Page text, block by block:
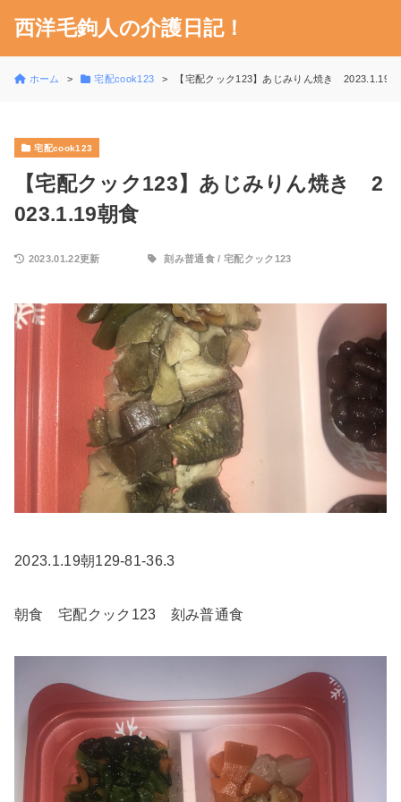
西洋毛鉤人の介護日記！
ホーム 宅配cook123 【宅配クック123】あじみりん焼き 2023.1.19朝
宅配cook123
【宅配クック123】あじみりん焼き 2
023.1.19朝食
2023.01.22更新 刻み普通食/ 宅配クック123
2023.1.19朝129-81-36.3
朝食 宅配クック123 刻み普通食